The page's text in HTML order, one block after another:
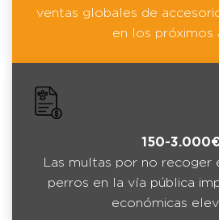
ventas globales de
en los próximos
150-3.000€
Las multas por no recoger
perros en la vía pública
económicas